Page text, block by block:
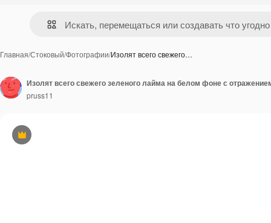
Главная/Стоковый/Фотографии/Изолят всего свежего…
Премиум
Изолят всего свежего зеленого лайма на белом фоне с
pruss11